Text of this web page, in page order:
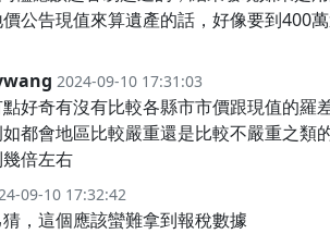
公告現值來算遺產的話，好像要到400
2024-09-10 17:31:03
好奇有沒有比較各縣市市價跟現值的羅
都會地區比較嚴重還是比較不嚴重之類
倍左右
09-10 17:32:42
，這個應該蠻難拿到報稅數據